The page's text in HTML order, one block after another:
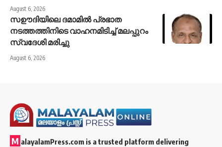
August 6, 2026
സഊദിയിലെ ദമാമിൽ പ്രഭാത
നടത്തത്തിനിടെ വാഹനമിടിച്ച് മലപ്പുറം
സ്വദേശി മരിച്ചു
August 6, 2026
M alayalamPress.com is a trusted platform delivering